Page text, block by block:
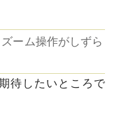
ーム操作がしずら
待したいところで